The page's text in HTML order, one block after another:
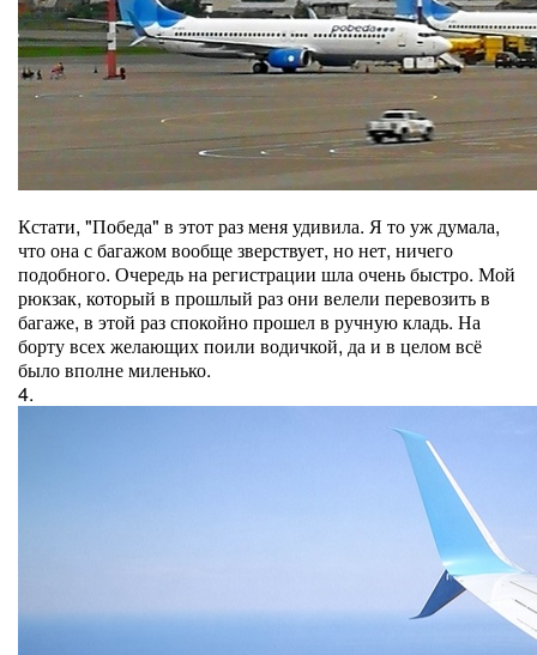
Кстати, "Победа" в этот раз меня удивила. Я то уж думала,
что она с багажом вообще зверствует, но нет, ничего
подобного. Очередь на регистрации шла очень быстро. Мой
рюкзак, который в прошлый раз они велели перевозить в
багаже, в этой раз спокойно прошел в ручную кладь. На
борту всех желающих поили водичкой, да и в целом всё
было вполне миленько.
4.